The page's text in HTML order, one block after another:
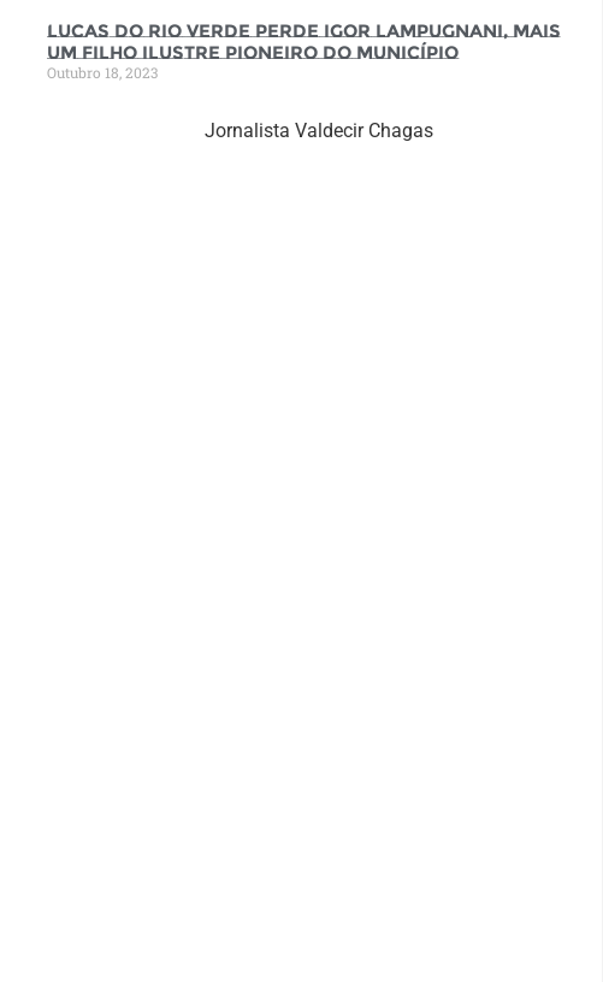
Lucas do Rio Verde perde Igor Lampugnani, mais
um filho ilustre pioneiro do município
Outubro 18, 2023
Jornalista Valdecir Chagas